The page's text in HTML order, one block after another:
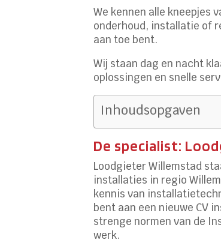
We kennen alle kneepjes
onderhoud, installatie of
aan toe bent.
Wij staan dag en nacht
oplossingen en snelle
Inhoudsopgaven
De specialist:
Loodgieter Willemstad
installaties in regio
kennis van
bent aan een nieuwe CV
strenge normen van de
werk.